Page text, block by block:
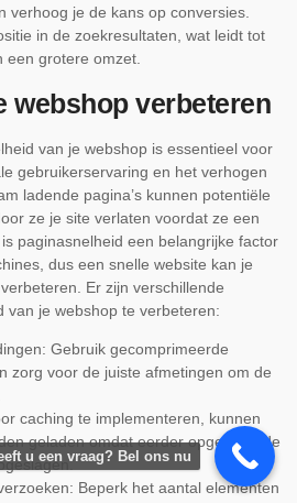
verhoog je de kans op conversies.
in de zoekresultaten, wat leidt tot
een grotere omzet.
webshop verbeteren
van je webshop is essentieel voor
gebruikerservaring en het verhogen
ladende pagina’s kunnen potentiële
ze je site verlaten voordat ze een
paginasnelheid een belangrijke factor
dus een snelle website kan je
Er zijn verschillende
van je webshop te verbeteren:
Gebruik gecomprimeerde
zorg voor de juiste afmetingen om de
caching te implementeren, kunnen
geladen omdat eerder opgevraagde
Beperk het aantal elementen
u een vraag? Bel ons nu